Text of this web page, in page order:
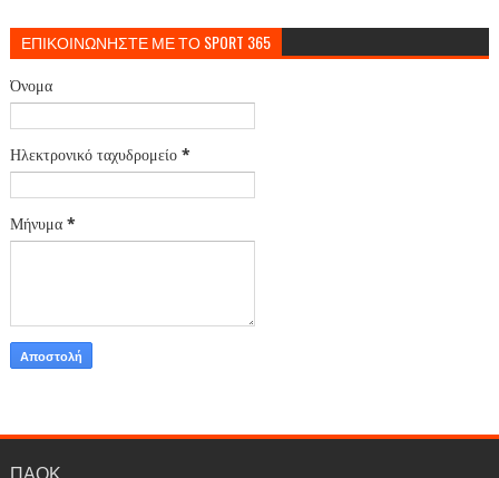
ΕΠΙΚΟΙΝΩΝΗΣΤΕ ΜΕ ΤΟ SPORT 365
Όνομα
Ηλεκτρονικό ταχυδρομείο *
Μήνυμα *
ΠΑΟΚ